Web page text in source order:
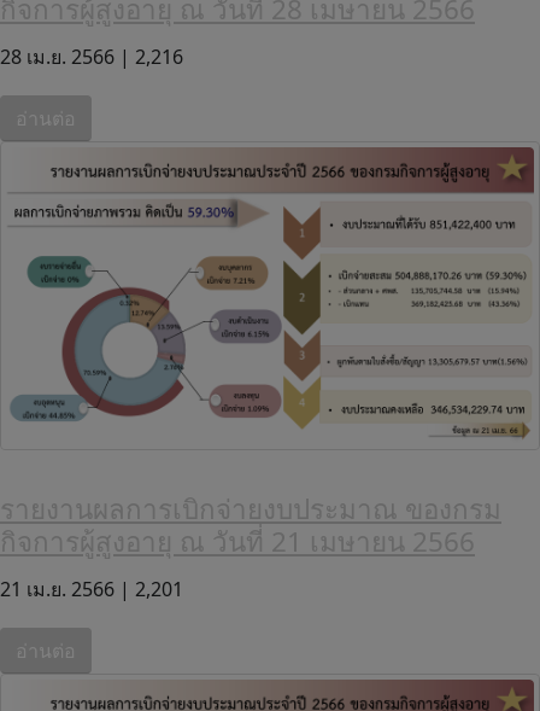
กิจการผู้สูงอายุ ณ วันที่ 28 เมษายน 2566
28 เม.ย. 2566 | 2,216
อ่านต่อ
รายงานผลการเบิกจ่ายงบประมาณ ของกรม
กิจการผู้สูงอายุ ณ วันที่ 21 เมษายน 2566
21 เม.ย. 2566 | 2,201
อ่านต่อ